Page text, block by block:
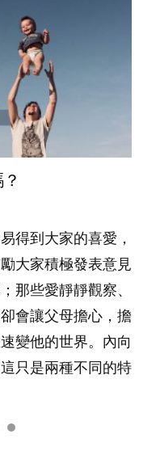
得到大家的喜愛，
大家積極發表意見
那些愛靜靜觀察、
會讓父母擔心，擔
變他的世界。內向
只是兩種不同的特
徑
愛的人結婚，就自
發現事情不如你所
的簡單，卻也不
識婚姻的真相！...
好，有人卻說一時
淆，到底誰是誰
言學習的迷思～...
仔叻女」，學業別
樣的孩子是萬中無
？...
母如何關顧自
應對功課測驗，還
理家中雜項要
務要做。可惜，有
——關注自己的情緒